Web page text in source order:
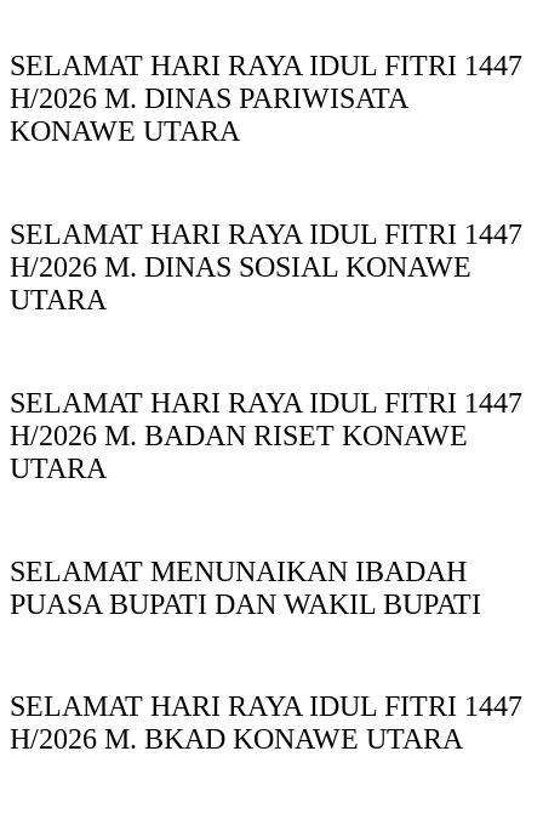
SELAMAT HARI RAYA IDUL FITRI 1447
H/2026 M. DINAS PARIWISATA
KONAWE UTARA
SELAMAT HARI RAYA IDUL FITRI 1447
H/2026 M. DINAS SOSIAL KONAWE
UTARA
SELAMAT HARI RAYA IDUL FITRI 1447
H/2026 M. BADAN RISET KONAWE
UTARA
SELAMAT MENUNAIKAN IBADAH
PUASA BUPATI DAN WAKIL BUPATI
SELAMAT HARI RAYA IDUL FITRI 1447
H/2026 M. BKAD KONAWE UTARA